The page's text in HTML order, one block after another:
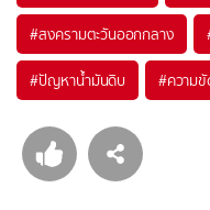
#สงครามตะวันออกกลาง
#ปัญหาน้ำมันดิบ #ความขั